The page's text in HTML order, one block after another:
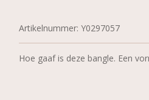
Artikelnummer: Y0297057
Hoe gaaf is deze bangle. Een